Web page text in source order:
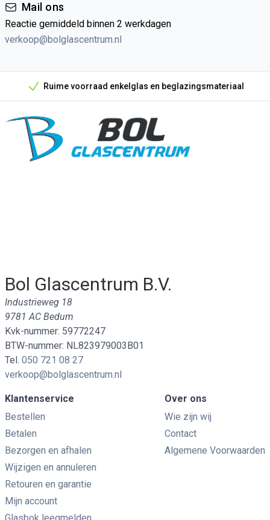
Mail ons
Reactie gemiddeld binnen 2 werkdagen
verkoop@bolglascentrum.nl
Onze unieke verkoopargumenten
Ruime voorraad enkelglas en beglazingsmateriaal
Bol Glascentrum B.V.
Industrieweg 18
9781 AC Bedum
Kvk-nummer: 59772247
BTW-nummer: NL823979003B01
Tel. 050 721 08 27
verkoop@bolglascentrum.nl
Klantenservice
Bestellen
Betalen
Bezorgen en afhalen
Wijzigen en annuleren
Retouren en garantie
Mijn account
Over ons
Wie zijn wij
Contact
Algemene Voorwaarden